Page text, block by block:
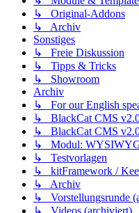
↳ Original-Addons
↳ Archiv
Sonstiges
↳ Freie Diskussion
↳ Tipps & Tricks
↳ Showroom
Archiv
↳ For our English
↳ BlackCat CMS
↳ BlackCat CMS
↳ Modul:
↳ Testvorlagen
↳ kitFramework /
↳ Archiv
↳ Vorstellungsrunde